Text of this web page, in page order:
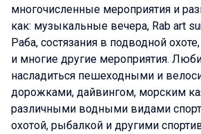
многочисленные мероприятия и
как: музыкальные вечера, Rab art
Раба, состязания в подводной
и многие другие мероприятия.
насладиться пешеходными и
дорожками, дайвингом, морским
различными водными видами
охотой, рыбалкой и другими